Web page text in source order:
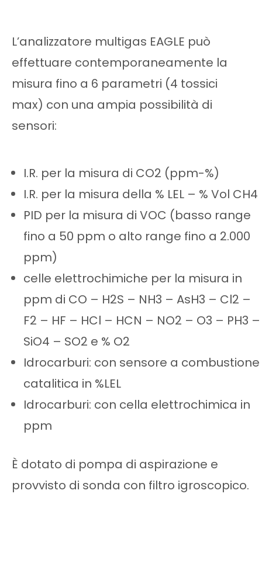
L’analizzatore multigas EAGLE può
effettuare contemporaneamente la
misura fino a 6 parametri (4 tossici
max) con una ampia possibilità di
sensori:
I.R. per la misura di CO2 (ppm-%)
I.R. per la misura della % LEL – % Vol CH4
PID per la misura di VOC (basso range
fino a 50 ppm o alto range fino a 2.000
ppm)
celle elettrochimiche per la misura in
ppm di CO – H2S – NH3 – AsH3 – Cl2 –
F2 – HF – HCl – HCN – NO2 – O3 – PH3 –
SiO4 – SO2 e % O2
Idrocarburi: con sensore a combustione
catalitica in %LEL
Idrocarburi: con cella elettrochimica in
ppm
È dotato di pompa di aspirazione e
provvisto di sonda con filtro igroscopico.